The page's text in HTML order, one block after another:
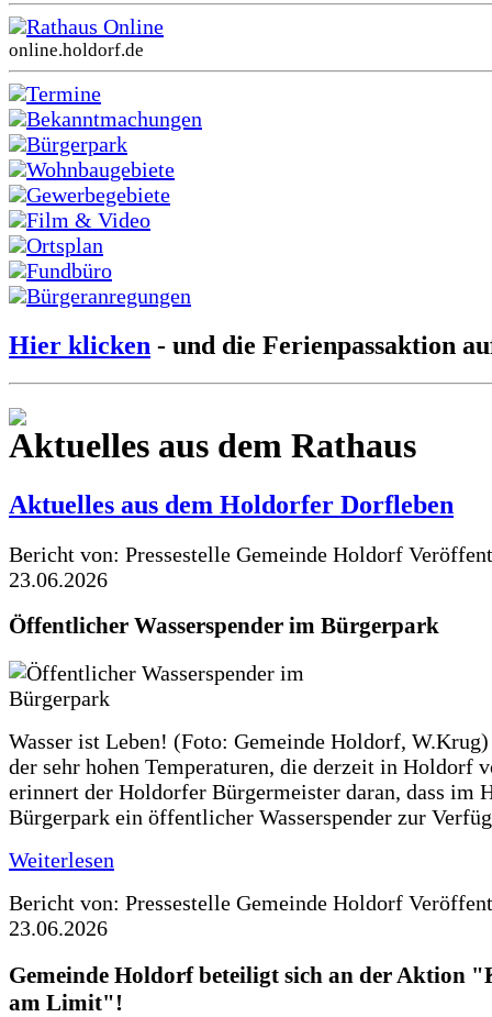
Rathaus Online
online.holdorf.de
Termine
Bekanntmachungen
Bürgerpark
Wohnbaugebiete
Gewerbegebiete
Film & Video
Ortsplan
Fundbüro
Bürgeranregungen
Hier klicken - und die Ferienpassaktion
Aktuelles aus dem Rathaus
Aktuelles aus dem Holdorfer Dorfleben
Bericht von: Pressestelle Gemeinde Holdorf
23.06.2026
Öffentlicher Wasserspender im Bürgerpark
Wasser ist Leben! (Foto: Gemeinde Holdorf,
der sehr hohen Temperaturen, die derzeit in Holdorf
erinnert der Holdorfer Bürgermeister daran, dass im
Bürgerpark ein öffentlicher Wasserspender zur
Weiterlesen
Bericht von: Pressestelle Gemeinde Holdorf
23.06.2026
Gemeinde Holdorf beteiligt sich an der Aktion
am Limit"!